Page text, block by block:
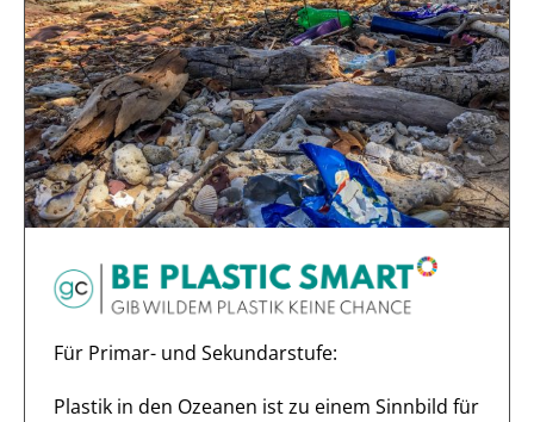
Für Primar- und Sekundarstufe:
Plastik in den Ozeanen ist zu einem Sinnbild für